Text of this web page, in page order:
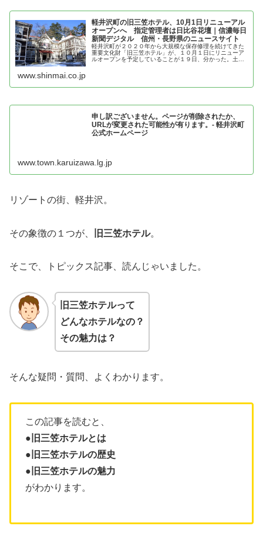
軽井沢町の旧三笠ホテル、10月1日リニューアル
オープンへ 指定管理者は日比谷花壇｜信濃毎日
新聞デジタル 信州・長野県のニュースサイト
軽井沢町が２０２０年から大規模な保存修理を続けてきた
重要文化財「旧三笠ホテル」が、１０月１日にリニューア
ルオープンを予定していることが１９日、分かった。土屋
www.shinmai.co.jp
申し訳ございません。ページが削除されたか、
URLが変更された可能性が有ります。- 軽井沢町
公式ホームページ
www.town.karuizawa.lg.jp
リゾートの街、軽井沢。
その象徴の１つが、 旧三笠ホテル。
そこで、トピックス記事、読んじゃいました。
旧三笠ホテルって
どんなホテルなの？
その魅力は？
そんな疑問・質問、よくわかります。
この記事を読むと、
● 旧三笠ホテルとは
● 旧三笠ホテルの歴史
● 旧三笠ホテルの魅力
がわかります。